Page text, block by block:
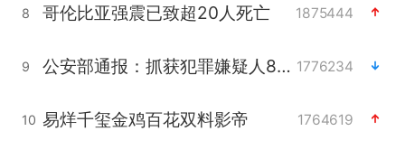
8 哥伦比亚强震已致超20人死亡 1875444
9 公安部通报：抓获犯罪嫌疑人8200余名 1776234
10 易烊千玺金鸡百花双料影帝 1764619